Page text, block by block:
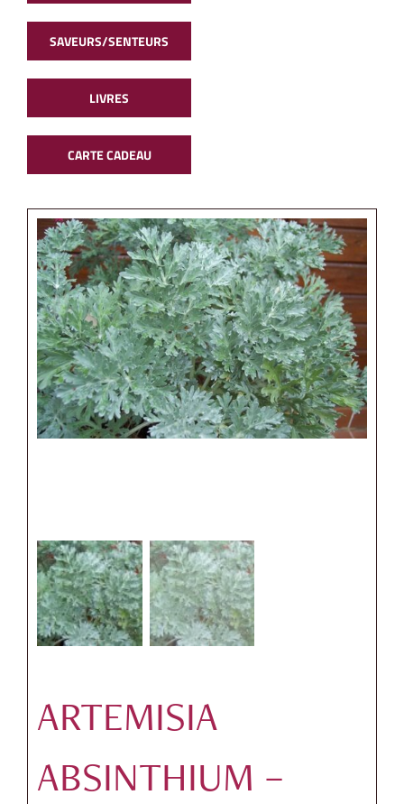
SAVEURS/SENTEURS
LIVRES
CARTE CADEAU
ARTEMISIA
ABSINTHIUM –